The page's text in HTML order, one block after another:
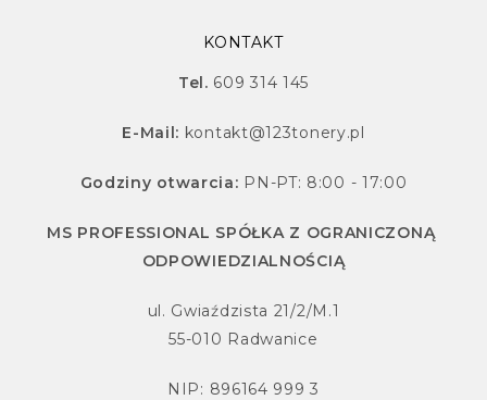
KONTAKT
Tel. 609 314 145
E-Mail: kontakt@123tonery.pl
Godziny otwarcia: PN-PT: 8:00 - 17:00
MS PROFESSIONAL SPÓŁKA Z OGRANICZONĄ
ODPOWIEDZIALNOŚCIĄ
ul. Gwiaździsta 21/2/M.1
55-010 Radwanice
NIP: 896164 999 3